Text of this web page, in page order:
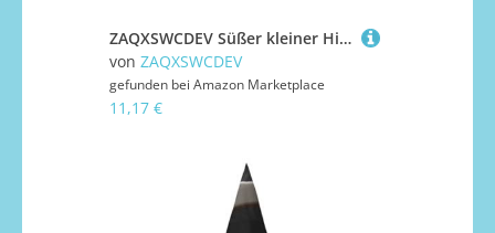
ZAQXSWCDEV Süßer kleiner Hirsch Halloween Hut - Gruseliges Party-Kostüm-Accessoire mit Volldruck-Design - Leichter faltbarer Hexenhut für Halloween, Karneval, Maskerade & Rollenspiel-Events
von ZAQXSWCDEV
gefunden bei Amazon Marketplace
11,17 €